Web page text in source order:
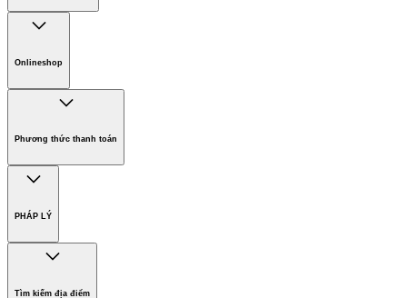
Phát triển bền vững
Chính sách bảo hành các sản phẩm
Onlineshop
Phương thức thanh toán
Phương thức thanh toán
PHÁP LÝ
Bản quyền
Tìm kiếm địa điểm